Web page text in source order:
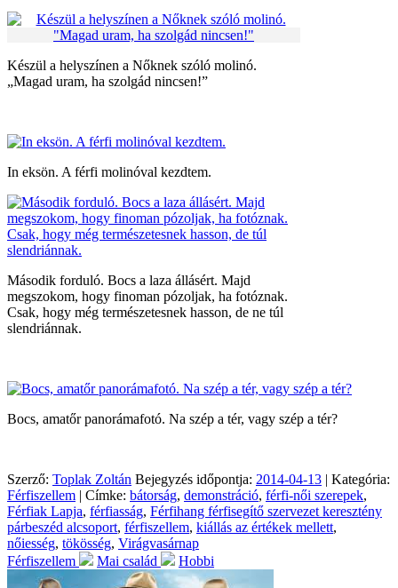
Készül a helyszínen a Nőknek szóló molinó.
„Magad uram, ha szolgád nincsen!”
In eksön. A férfi molinóval kezdtem.
Második forduló. Bocs a laza állásért. Majd
megszokom, hogy finoman pózoljak, ha fotóznak.
Csak, hogy még természetesnek hasson, de ne túl
slendriánnak.
Bocs, amatőr panorámafotó. Na szép a tér, vagy szép a tér?
Szerző: Toplak Zoltán Bejegyzés időpontja: 2014-04-13 | Kategória:
Férfiszellem | Címke: bátorság, demonstráció, férfi-női szerepek,
Férfiak Lapja, férfiasság, Férfihang férfisegítő szervezet keresztény
párbeszéd alcsoport, férfiszellem, kiállás az értékek mellett,
nőiesség, tökösség, Virágvasárnap
Férfiszellem
Mai család Hobbi